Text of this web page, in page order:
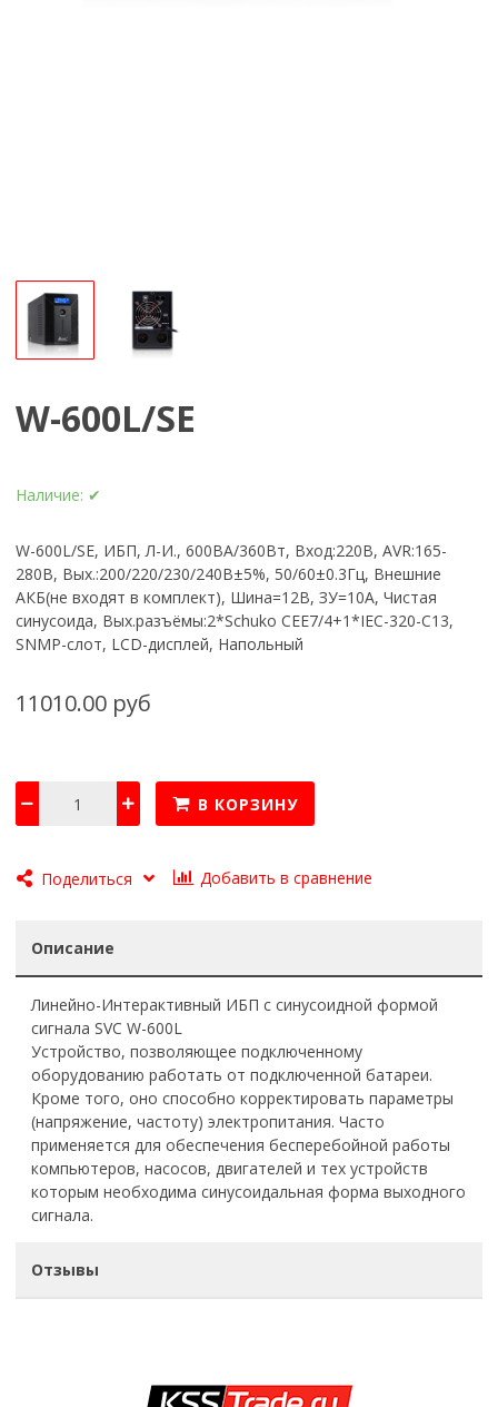
W-600L/SE
Наличие: ✔
W-600L/SE, ИБП, Л-И., 600ВА/360Вт, Вход:220В, AVR:165-
280В, Вых.:200/220/230/240В±5%, 50/60±0.3Гц, Внешние
АКБ(не входят в комплект), Шина=12В, ЗУ=10А, Чистая
синусоида, Вых.разъёмы:2*Schuko CEE7/4+1*IEC-320-C13,
SNMP-слот, LCD-дисплей, Напольный
11010.00 руб
В КОРЗИНУ
Поделиться Добавить в сравнение
Описание
Линейно-Интерактивный ИБП с синусоидной формой
сигнала SVC W-600L
Устройство, позволяющее подключенному
оборудованию работать от подключенной батареи.
Кроме того, оно способно корректировать параметры
(напряжение, частоту) электропитания. Часто
применяется для обеспечения бесперебойной работы
компьютеров, насосов, двигателей и тех устройств
которым необходима синусоидальная форма выходного
сигнала.
Отзывы